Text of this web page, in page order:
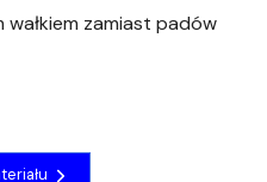
zamiast padów